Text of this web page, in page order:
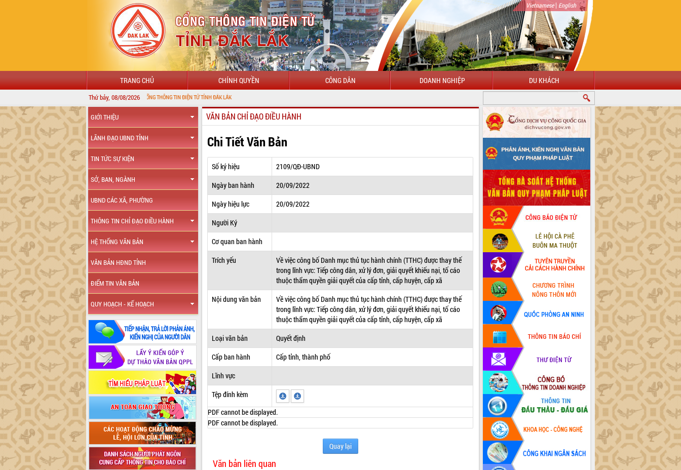
Vietnamese| English
TRANG CHỦ CHÍNH QUYỀN CÔNG DÂN DOANH NGHIỆP DU KHÁCH
Thứ bảy, 08/08/2026
CHÀO MỪNG ĐẾN VỚI CỔNG THÔNG TIN ĐIỆN TỬ TỈNH ĐẮK LẮK
GIỚI THIỆU
LÃNH ĐẠO UBND TỈNH
TIN TỨC SỰ KIỆN
SỞ, BAN, NGÀNH
UBND CÁC XÃ, PHƯỜNG
THÔNG TIN CHỈ ĐẠO ĐIỀU HÀNH
HỆ THỐNG VĂN BẢN
VĂN BẢN HĐND TỈNH
ĐIỂM TIN VĂN BẢN
QUY HOẠCH - KẾ HOẠCH
VĂN BẢN CHỈ ĐẠO ĐIỀU HÀNH
Chi Tiết Văn Bản
Số ký hiệu
2109/QĐ-UBND
Ngày ban hành
20/09/2022
Ngày hiệu lực
20/09/2022
Người Ký
Cơ quan ban hành
Trích yếu
Về việc công bố Danh mục thủ tục hành chính (TTHC) được thay thế
trong lĩnh vực: Tiếp công dân, xử lý đơn, giải quyết khiếu nại, tố cáo
thuộc thẩm quyền giải quyết của cấp tỉnh, cấp huyện, cấp xã
Nội dung văn bản
Về việc công bố Danh mục thủ tục hành chính (TTHC) được thay thế
trong lĩnh vực: Tiếp công dân, xử lý đơn, giải quyết khiếu nại, tố cáo
thuộc thẩm quyền giải quyết của cấp tỉnh, cấp huyện, cấp xã
Loại văn bản
Quyết định
Cấp ban hành
Cấp tỉnh, thành phố
Lĩnh vực
Tệp đính kèm
PDF cannot be displayed.
PDF cannot be displayed.
Quay lại
Văn bản liên quan